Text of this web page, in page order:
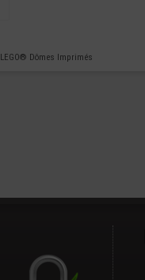
LEGO® Dômes Imprimés